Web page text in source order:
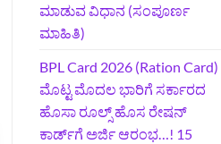
ಮಾಡುವ ವಿಧಾನ (ಸಂಪೂರ್ಣ
ಮಾಹಿತಿ)
BPL Card 2026 (Ration Card)
ಮೊಟ್ಟ ಮೊದಲ ಭಾರಿಗೆ ಸರ್ಕಾರದ
ಹೊಸಾ ರೂಲ್ಸ್ ಹೊಸ ರೇಷನ್
ಕಾರ್ಡ್‌ಗೆ ಅರ್ಜಿ ಆರಂಭ…! 15